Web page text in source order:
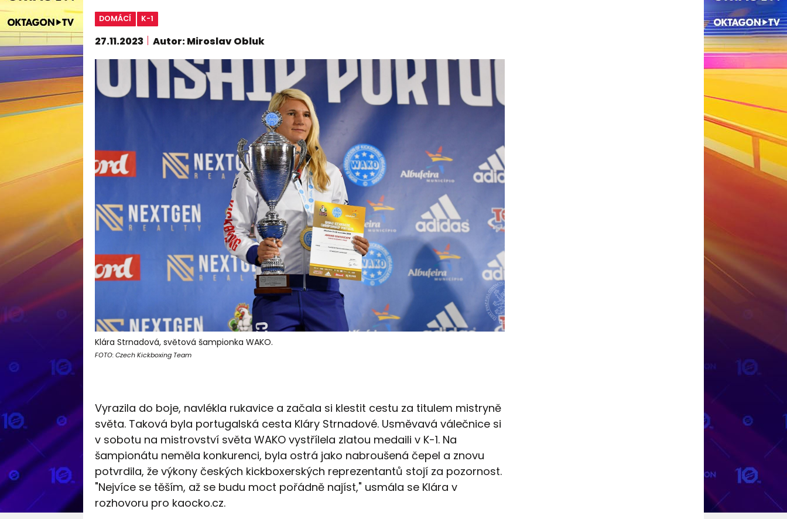
DOMÁCÍ K-1
27.11.2023 Autor: Miroslav Obluk
Klára Strnadová, světová šampionka WAKO.
FOTO: Czech Kickboxing Team
Vyrazila do boje, navlékla rukavice a začala si klestit cestu za titulem mistryně
světa. Taková byla portugalská cesta Kláry Strnadové. Usměvavá válečnice si
v sobotu na mistrovství světa WAKO vystřílela zlatou medaili v K-1. Na
šampionátu neměla konkurenci, byla ostrá jako nabroušená čepel a znovu
potvrdila, že výkony českých kickboxerských reprezentantů stojí za pozornost.
"Nejvíce se těším, až se budu moct pořádně najíst," usmála se Klára v
rozhovoru pro kaocko.cz.